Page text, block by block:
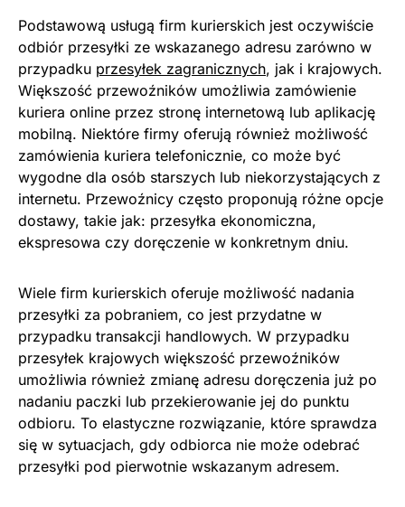
Podstawową usługą firm kurierskich jest oczywiście
odbiór przesyłki ze wskazanego adresu zarówno w
przypadku przesyłek zagranicznych, jak i krajowych.
Większość przewoźników umożliwia zamówienie
kuriera online przez stronę internetową lub aplikację
mobilną. Niektóre firmy oferują również możliwość
zamówienia kuriera telefonicznie, co może być
wygodne dla osób starszych lub niekorzystających z
internetu. Przewoźnicy często proponują różne opcje
dostawy, takie jak: przesyłka ekonomiczna,
ekspresowa czy doręczenie w konkretnym dniu.
Wiele firm kurierskich oferuje możliwość nadania
przesyłki za pobraniem, co jest przydatne w
przypadku transakcji handlowych. W przypadku
przesyłek krajowych większość przewoźników
umożliwia również zmianę adresu doręczenia już po
nadaniu paczki lub przekierowanie jej do punktu
odbioru. To elastyczne rozwiązanie, które sprawdza
się w sytuacjach, gdy odbiorca nie może odebrać
przesyłki pod pierwotnie wskazanym adresem.